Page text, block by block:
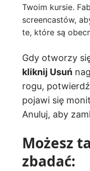
Twoim kursie.
screencastów,
te, które są
Gdy otworzy
kliknij Usuń
rogu,
pojawi się
Anuluj, aby
Możesz
zbadać: